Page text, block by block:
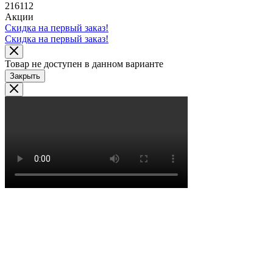
216112
Акции
Скидка на первый заказ!
Скидка на первый заказ!
Товар не доступен в данном варианте
Закрыть